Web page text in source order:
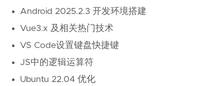
Android 2025.2.3 开发环境搭建
Vue3.x 及相关热门技术
VS Code设置键盘快捷键
JS中的逻辑运算符
Ubuntu 22.04 优化